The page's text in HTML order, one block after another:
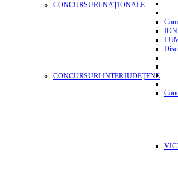
CONCURSURI NAŢIONALE
CONCURSURI INTERJUDEŢENE